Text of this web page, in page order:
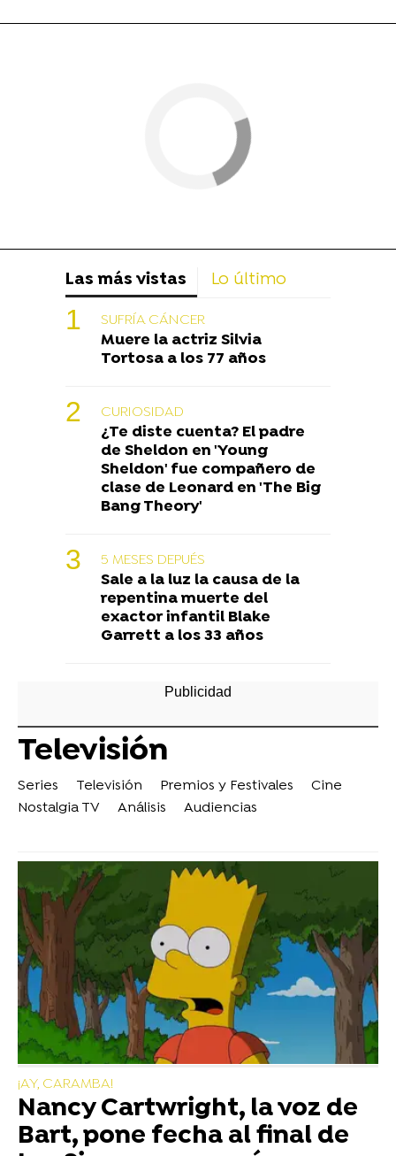
Las más vistas Lo último
SUFRÍA CÁNCER
Muere la actriz Silvia
Tortosa a los 77 años
CURIOSIDAD
¿Te diste cuenta? El padre
de Sheldon en 'Young
Sheldon' fue compañero de
clase de Leonard en 'The Big
Bang Theory'
5 MESES DEPUÉS
Sale a la luz la causa de la
repentina muerte del
exactor infantil Blake
Garrett a los 33 años
Televisión
Series Televisión Premios y Festivales
Cine
Nostalgia TV
Análisis Audiencias
¡AY, CARAMBA!
Nancy Cartwright, la voz de
Bart, pone fecha al final de